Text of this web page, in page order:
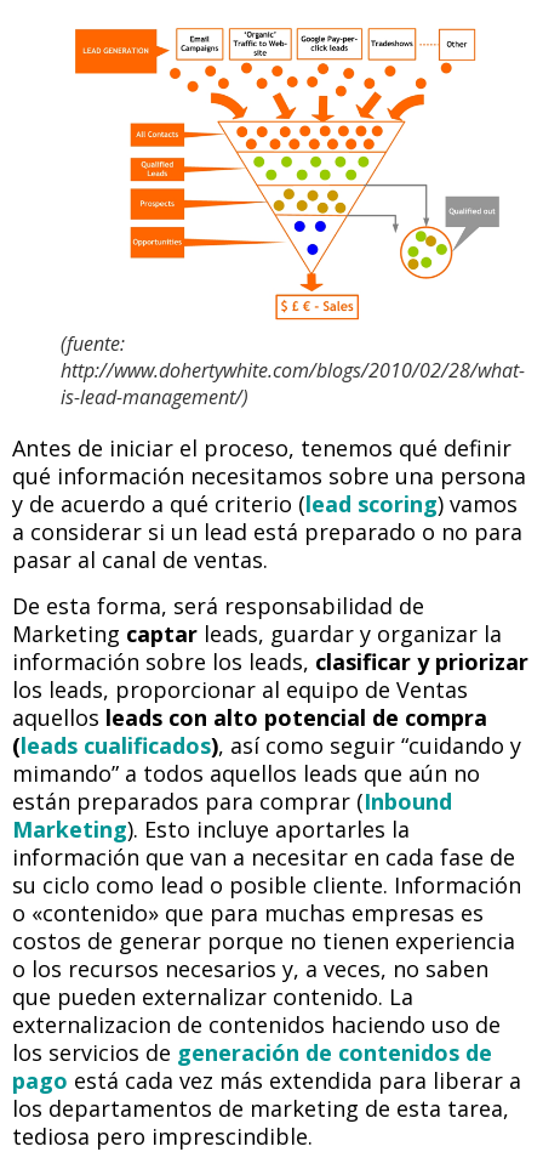
(fuente:
http://www.dohertywhite.com/blogs/2010/02/28/what-
is-lead-management/)
Antes de iniciar el proceso, tenemos qué definir
qué información necesitamos sobre una persona
y de acuerdo a qué criterio (lead scoring) vamos
a considerar si un lead está preparado o no para
pasar al canal de ventas.
De esta forma, será responsabilidad de
Marketing captar leads, guardar y organizar la
información sobre los leads, clasificar y priorizar
los leads, proporcionar al equipo de Ventas
aquellos leads con alto potencial de compra
(leads cualificados), así como seguir “cuidando y
mimando” a todos aquellos leads que aún no
están preparados para comprar (Inbound
Marketing). Esto incluye aportarles la
información que van a necesitar en cada fase de
su ciclo como lead o posible cliente. Información
o «contenido» que para muchas empresas es
costos de generar porque no tienen experiencia
o los recursos necesarios y, a veces, no saben
que pueden externalizar contenido. La
externalizacion de contenidos haciendo uso de
los servicios de generación de contenidos de
pago está cada vez más extendida para liberar a
los departamentos de marketing de esta tarea,
tediosa pero imprescindible.